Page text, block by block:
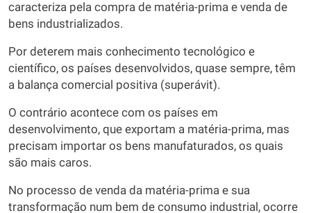
caracteriza pela compra de matéria-prima e venda de
bens industrializados.
Por deterem mais conhecimento tecnológico e
científico, os países desenvolvidos, quase sempre, têm
a balança comercial positiva (superávit).
O contrário acontece com os países em
desenvolvimento, que exportam a matéria-prima, mas
precisam importar os bens manufaturados, os quais
são mais caros.
No processo de venda da matéria-prima e sua
transformação num bem de consumo industrial, ocorre